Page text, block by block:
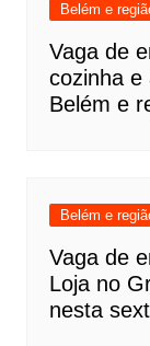
Belém e
Vaga de
cozinha e
Belém e
Belém e
Vaga de
Loja no
nesta